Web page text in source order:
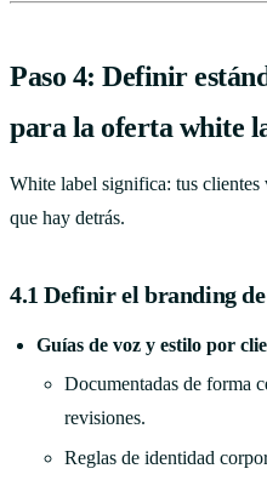
Paso 4: Definir
para la oferta white
White label significa: tus clientes
que hay detrás.
4.1 Definir el branding
Guías de voz y estilo por
Documentadas de forma
revisiones.
Reglas de identidad